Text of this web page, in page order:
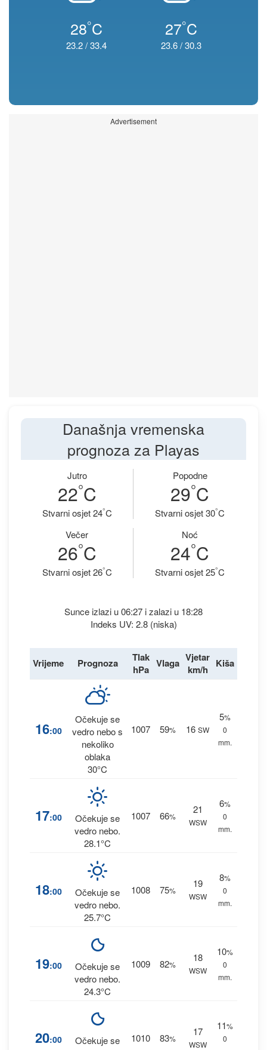
28°C
23.2/33.4
27°C
23.6/30.3
Advertisement
Današnja vremenska
prognoza za Playas
Jutro
22°C
Stvarni osjet 24°C
Popodne
29°C
Stvarni osjet 30°C
Večer
26°C
Stvarni osjet 26°C
Noć
24°C
Stvarni osjet 25°C
Sunce izlazi u 06:27 i zalazi u 18:28
Indeks UV: 2.8 (niska)
Vrijeme Prognoza
Tlak
hPa Vlaga Vjetar
km/h
Kiša
16:00
Očekuje se
vedro nebo s
nekoliko
oblaka
30°C
1007 59% 16 SW
5%
0
mm.
17:00
Očekuje se
vedro nebo.
28.1°C
1007 66%
21
WSW
6%
0
mm.
18:00
Očekuje se
vedro nebo.
25.7°C
1008 75%
19
WSW
8%
0
mm.
19:00
Očekuje se
vedro nebo.
24.3°C
1009 82%
18
WSW
10%
0
mm.
20:00
Očekuje se
1010 83%
17
WSW
11%
0